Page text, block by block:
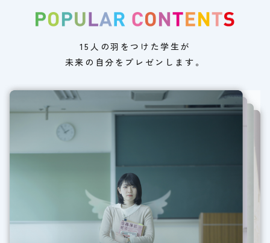
15人の羽をつけた学生が
未来の自分をプレゼンします。